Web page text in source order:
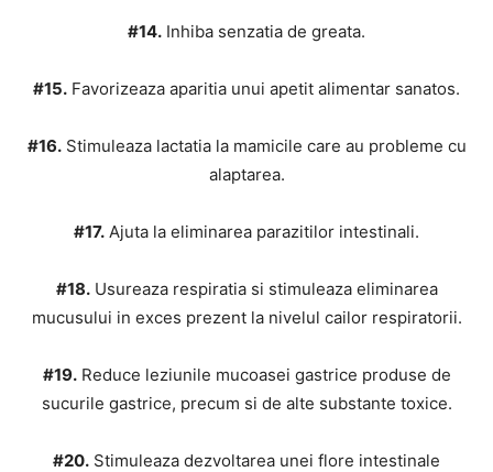
#14. Inhiba senzatia de greata.
#15. Favorizeaza aparitia unui apetit alimentar sanatos.
#16.Stimuleaza lactatia la mamicile care au probleme cu
alaptarea.
#17. Ajuta la eliminarea parazitilor intestinali.
#18.Usureaza respiratia si stimuleaza eliminarea
mucusului in exces prezent la nivelul cailor respiratorii.
#19.Reduce leziunile mucoasei gas­trice produse de
sucurile gastrice, precum si de alte sub­stante toxice.
#20. Stimuleaza dezvoltarea unei flore intestinale